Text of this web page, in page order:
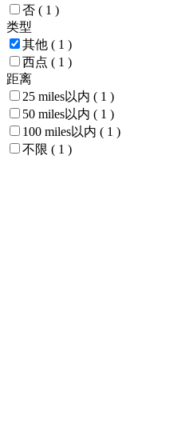
否 ( 1 )
类型
其他 ( 1 )
西点 ( 1 )
距离
25 miles以内 ( 1 )
50 miles以内 ( 1 )
100 miles以内 ( 1 )
不限 ( 1 )